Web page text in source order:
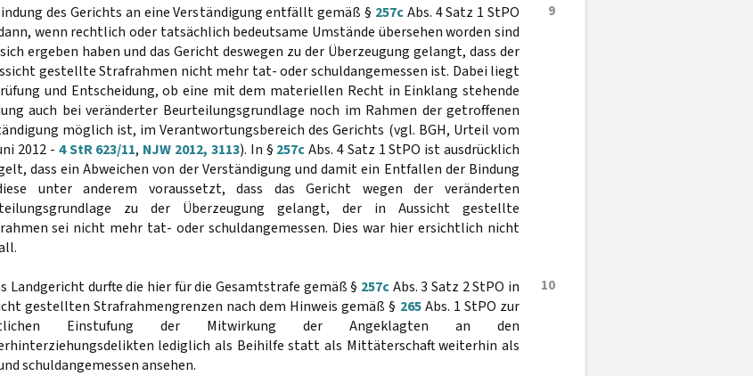
9
des Gerichts an eine Verständigung entfällt gemäß § 257cAbs. 4 Satz 1 StPO
wenn rechtlich oder tatsächlich bedeutsame Umstände übersehen worden sind
ergeben haben und das Gericht deswegen zu der Überzeugung gelangt, dass der
gestellte Strafrahmen nicht mehr tat- oder schuldangemessen ist. Dabei liegt
und Entscheidung, ob eine mit dem materiellen Recht in Einklang stehende
auch bei veränderter Beurteilungsgrundlage noch im Rahmen der getroffenen
möglich ist, im Verantwortungsbereich des Gerichts (vgl. BGH, Urteil vom
2012 - 4 StR 623/11, NJW 2012, 3113). In § 257cAbs. 4 Satz 1 StPO ist ausdrücklich
dass ein Abweichen von der Verständigung und damit ein Entfallen der Bindung
unter anderem voraussetzt, dass das Gericht wegen der veränderten
zu der Überzeugung gelangt, der in Aussicht gestellte
sei nicht mehr tat- oder schuldangemessen. Dies war hier ersichtlich nicht
10
Landgericht durfte die hier für die Gesamtstrafe gemäß § 257cAbs. 3 Satz 2 StPO in
gestellten Strafrahmengrenzen nach dem Hinweis gemäß § 265Abs. 1 StPO zur
Einstufung der Mitwirkung der Angeklagten an den
lediglich als Beihilfe statt als Mittäterschaft weiterhin als
schuldangemessen ansehen.